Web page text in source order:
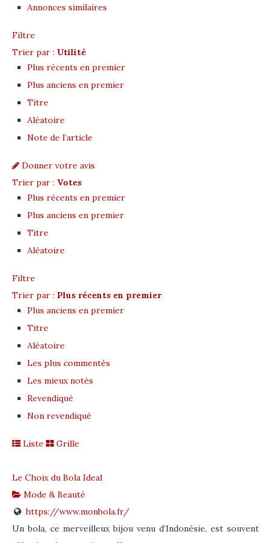
Annonces similaires
Filtre
Trier par : Utilité
Plus récents en premier
Plus anciens en premier
Titre
Aléatoire
Note de l’article
Donner votre avis
Trier par : Votes
Plus récents en premier
Plus anciens en premier
Titre
Aléatoire
Filtre
Trier par : Plus récents en premier
Plus anciens en premier
Titre
Aléatoire
Les plus commentés
Les mieux notés
Revendiqué
Non revendiqué
Liste Grille
Le Choix du Bola Ideal
Mode & Beauté
https://www.monbola.fr/
Un bola, ce merveilleux bijou venu d’Indonésie, est souvent